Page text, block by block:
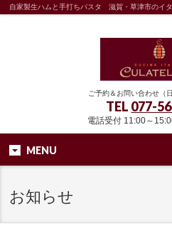
自家製生ハムと手打ちパスタ 滋賀・草津市のイ
ご予約＆お問い合わせ（
TEL 077-
電話受付 11:00～
MENU
お知らせ